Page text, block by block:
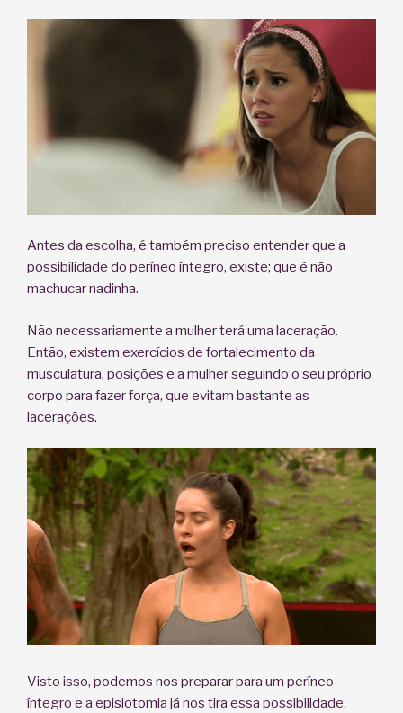
Antes da escolha, é também preciso entender que a
possibilidade do períneo íntegro, existe; que é não
machucar nadinha.
Não necessariamente a mulher terá uma laceração.
Então, existem exercícios de fortalecimento da
musculatura, posições e a mulher seguindo o seu próprio
corpo para fazer força, que evitam bastante as
lacerações.
Visto isso, podemos nos preparar para um períneo
íntegro e a episiotomia já nos tira essa possibilidade.